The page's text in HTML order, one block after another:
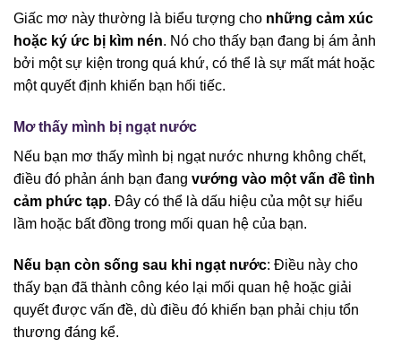
Giấc mơ này thường là biểu tượng cho những cảm xúc
hoặc ký ức bị kìm nén. Nó cho thấy bạn đang bị ám ảnh
bởi một sự kiện trong quá khứ, có thể là sự mất mát hoặc
một quyết định khiến bạn hối tiếc.
Mơ thấy mình bị ngạt nước
Nếu bạn mơ thấy mình bị ngạt nước nhưng không chết,
điều đó phản ánh bạn đang vướng vào một vấn đề tình
cảm phức tạp. Đây có thể là dấu hiệu của một sự hiểu
lầm hoặc bất đồng trong mối quan hệ của bạn.
Nếu bạn còn sống sau khi ngạt nước: Điều này cho
thấy bạn đã thành công kéo lại mối quan hệ hoặc giải
quyết được vấn đề, dù điều đó khiến bạn phải chịu tổn
thương đáng kể.